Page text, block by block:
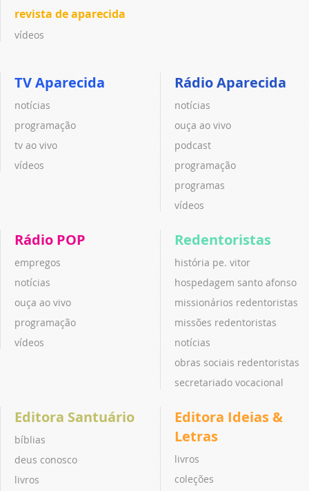
revista de aparecida
vídeos
TV Aparecida
notícias
programação
tv ao vivo
vídeos
Rádio Aparecida
notícias
ouça ao vivo
podcast
programação
programas
vídeos
Rádio POP
empregos
notícias
ouça ao vivo
programação
vídeos
Redentoristas
história pe. vitor
hospedagem santo afonso
missionários redentoristas
missões redentoristas
notícias
obras sociais redentoristas
secretariado vocacional
Editora Santuário
bíblias
deus conosco
livros
Editora Ideias &
Letras
livros
coleções